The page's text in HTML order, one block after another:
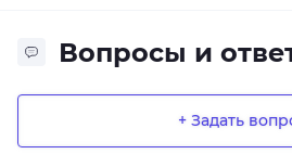
Вопросы и
+ Задать